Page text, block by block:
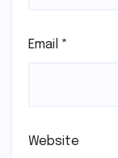
Email *
Website